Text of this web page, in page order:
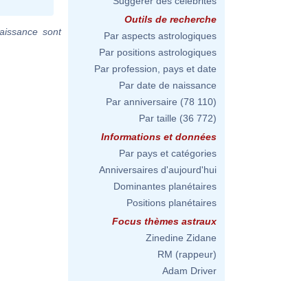
sont
Outils de recherche
Par aspects astrologiques
Par positions astrologiques
Par profession, pays et date
Par date de naissance
Par anniversaire (78 110)
Par taille (36 772)
Informations et données
Par pays et catégories
Anniversaires d'aujourd'hui
Dominantes planétaires
Positions planétaires
Focus thèmes astraux
Zinedine Zidane
RM (rappeur)
Adam Driver